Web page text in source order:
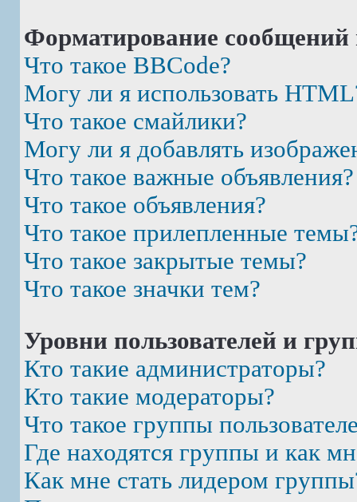
Форматирование
Что такое BBCode?
Могу ли я использовать
Что такое смайлики?
Могу ли я добавлять
Что такое важные объявления?
Что такое объявления?
Что такое прилепленные
Что такое закрытые темы?
Что такое значки тем?
Уровни пользователей и
Кто такие администраторы?
Кто такие модераторы?
Что такое группы
Где находятся группы и как
Как мне стать лидером